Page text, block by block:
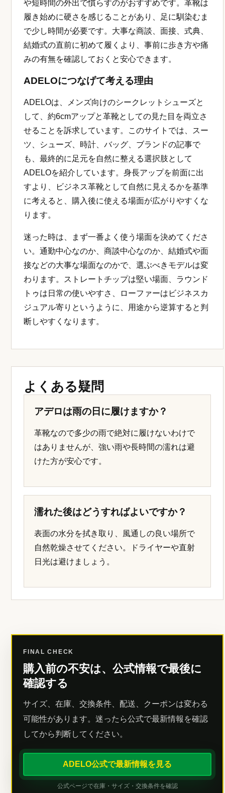
や短時間の外出で慣らすのがおすすめです。革靴は
履き始めに硬さを感じることがあり、足に馴染むま
で少し時間が必要です。大事な商談、面接、式典、
結婚式の直前に初めて履くより、事前に歩き方や痛
みの有無を確認しておくと安心できます。
ADELOにつなげて考える理由
ADELOは、メンズ向けのシークレットシューズと
して、約6cmアップと革靴としての見た目を両立さ
せることを訴求しています。このサイトでは、スー
ツ、シューズ、時計、バッグ、ブランドの記事で
も、最終的に足元を自然に整える選択肢として
ADELOを紹介しています。身長アップを前面に出
すより、ビジネス革靴として自然に見えるかを基準
に考えると、購入後に使える場面が広がりやすくな
ります。
迷った時は、まず一番よく使う場面を決めてくださ
い。通勤中心なのか、商談中心なのか、結婚式や面
接などの大事な場面なのかで、選ぶべきモデルは変
わります。ストレートチップは堅い場面、ラウンド
トゥは日常の使いやすさ、ローファーはビジネスカ
ジュアル寄りというように、用途から逆算すると判
断しやすくなります。
よくある疑問
アデロは雨の日に履けますか？
革靴なので多少の雨で絶対に履けないわけで
はありませんが、強い雨や長時間の濡れは避
けた方が安心です。
濡れた後はどうすればよいですか？
表面の水分を拭き取り、風通しの良い場所で
自然乾燥させてください。ドライヤーや直射
日光は避けましょう。
FINAL CHECK
購入前の不安は、公式情報で最後に
確認する
サイズ、在庫、交換条件、配送、クーポンは変わる
可能性があります。迷ったら公式で最新情報を確認
してから判断してください。
ADELO公式で最新情報を見る
公式ページで在庫・サイズ・交換条件を確認